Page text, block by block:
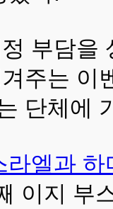
부담
주는 이
단체에
라엘과
이지 부